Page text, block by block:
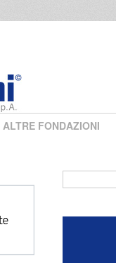
ALTRE FONDAZIONI